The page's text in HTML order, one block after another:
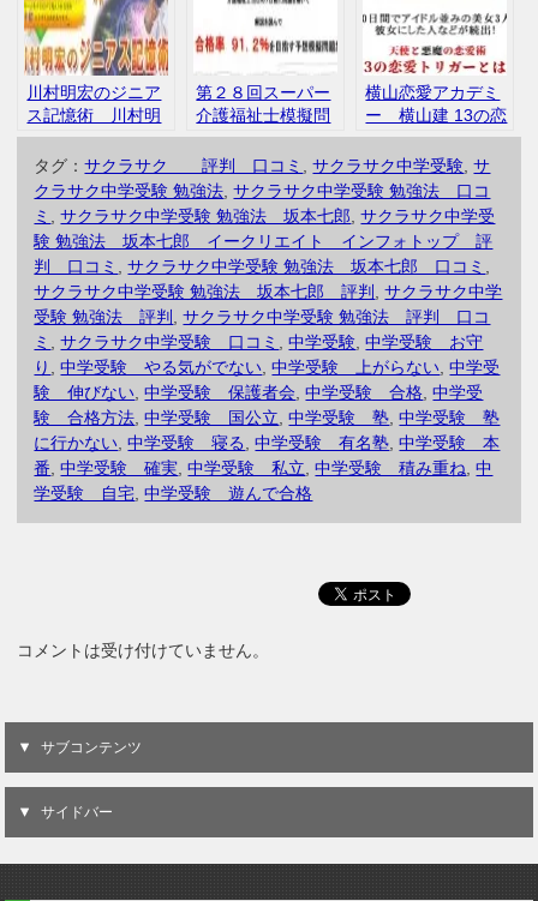
川村明宏のジニア
ス記憶術 川村明
宏 インフォトッ
プ 口コミ 評判
第２８回スーパー
介護福祉士模擬問
題 合格率91.2％
中山孔太 インフォ
トップ 評判
横山恋愛アカデミ
ー 横山建 13の恋
愛トリガー 株式
会社ウェスポーラ
ンド インフォトッ
プ 口コミ
タグ：サクラサク 評判 口コミ ,サクラサク中学受験 ,サ
クラサク中学受験 勉強法 ,サクラサク中学受験 勉強法 口コ
ミ
,サクラサク中学受験 勉強法 坂本七郎 ,サクラサク中学受
験 勉強法 坂本七郎 イークリエイト インフォトップ 評
判 口コミ
,サクラサク中学受験 勉強法 坂本七郎 口コミ
サクラサク中学受験 勉強法 坂本七郎 評判 ,サクラサク中学
受験 勉強法 評判 ,サクラサク中学受験 勉強法 評判 口コ
ミ
,サクラサク中学受験 口コミ ,中学受験 ,中学受験 お守
り
,中学受験 やる気がでない ,中学受験 上がらない ,中学受
験 伸びない ,中学受験 保護者会 ,中学受験 合格 ,中学受
験 合格方法 ,中学受験 国公立 ,中学受験 塾 ,中学受験 塾
に行かない ,中学受験 寝る ,中学受験 有名塾 ,中学受験 本
番 ,中学受験 確実 ,中学受験 私立 ,中学受験 積み重ね ,中
学受験 自宅 ,中学受験 遊んで合格
コメントは受け付けていません。
サブコンテンツ
サイドバー